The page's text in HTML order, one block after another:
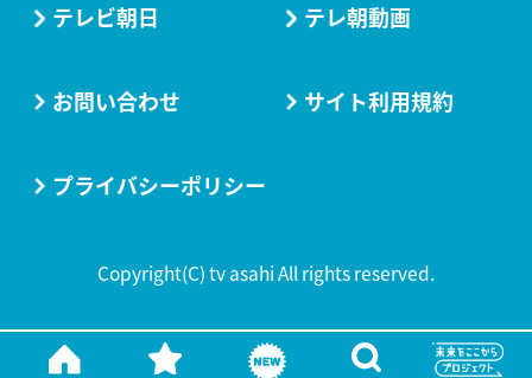
テレビ朝日 テレ朝動画
お問い合わせ サイト利用規約
プライバシーポリシー
Copyright(C) tv asahi All rights reserved.